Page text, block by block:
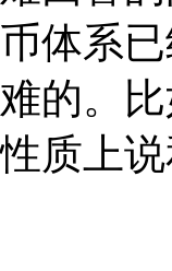
体系
的。
质上